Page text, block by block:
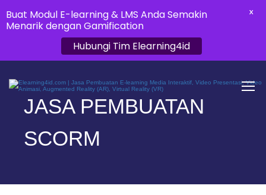
JASA PEMBUATAN
SCORM
Buat Modul E-learning & LMS Anda Semakin
Menarik dengan Gamification
Hubungi Tim Elearning4id
X